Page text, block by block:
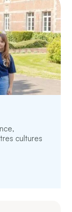
cultures